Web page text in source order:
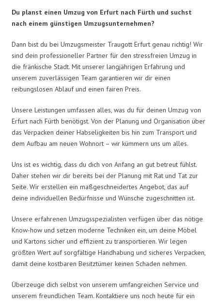
Du planst einen Umzug von Erfurt nach Fürth und suchst
nach einem günstigen Umzugsunternehmen?
Dann bist du bei Umzugsmeister Traugott Erfurt genau richtig! Wir
sind dein professioneller Partner für den stressfreien Umzug in
die fränkische Stadt. Mit unserer langjährigen Erfahrung und
unserem zuverlässigen Team garantieren wir dir einen
reibungslosen Ablauf und einen fairen Preis.
Unsere Leistungen umfassen alles, was du für deinen Umzug von
Erfurt nach Fürth benötigst. Von der Planung und Organisation über
das Verpacken deiner Habseligkeiten bis hin zum Transport und
dem Aufbau am neuen Wohnort – wir kümmern uns um alles.
Uns ist es wichtig, dass du dich von Anfang an gut betreut fühlst.
Daher stehen wir dir bereits bei der Planung mit Rat und Tat zur
Seite. Wir erstellen ein maßgeschneidertes Angebot, das auf
deine individuellen Bedürfnisse und Wünsche zugeschnitten ist.
Unsere erfahrenen Umzugsspezialisten verfügen über das nötige
Know-how und setzen moderne Techniken ein, um deine Möbel
und Kartons sicher und effizient zu transportieren. Wir legen
größten Wert auf sorgfältige Handhabung und sicheres Verpacken,
damit deine kostbaren Besitztümer keinen Schaden nehmen.
Überzeuge dich selbst von unserem umfangreichen Service und
unserem freundlichen Team. Kontaktiere uns noch heute für ein